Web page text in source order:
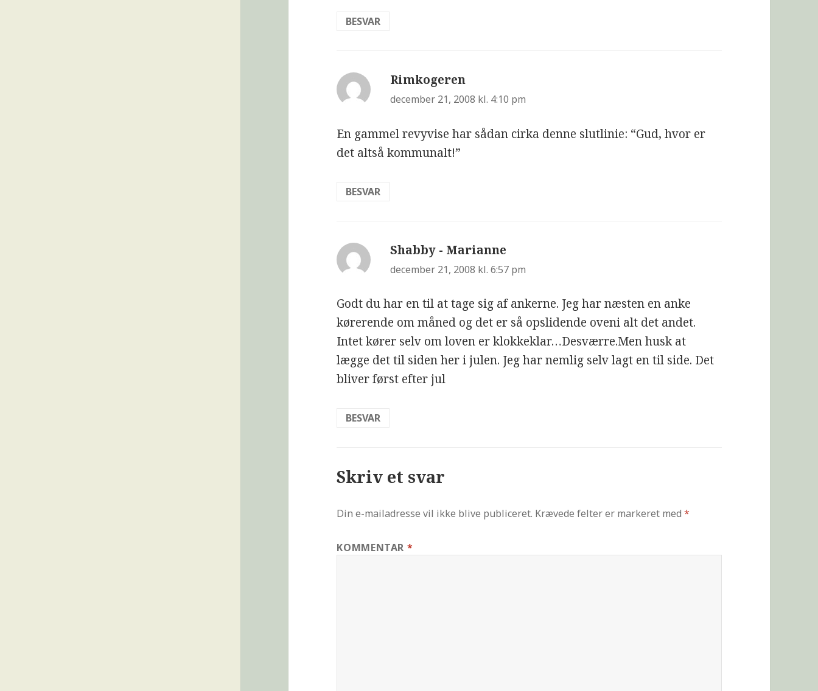
BESVAR
Rimkogeren
december 21, 2008 kl. 4:10 pm
En gammel revyvise har sådan cirka denne slutlinie: “Gud, hvor er
det altså kommunalt!”
BESVAR
Shabby - Marianne
december 21, 2008 kl. 6:57 pm
Godt du har en til at tage sig af ankerne. Jeg har næsten en anke
kørerende om måned og det er så opslidende oveni alt det andet.
Intet kører selv om loven er klokkeklar…Desværre.Men husk at
lægge det til siden her i julen. Jeg har nemlig selv lagt en til side. Det
bliver først efter jul
BESVAR
Skriv et svar
Din e-mailadresse vil ikke blive publiceret. Krævede felter er markeret med*
KOMMENTAR *